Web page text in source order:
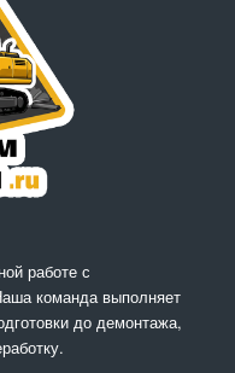
работе с
команда выполняет
до демонтажа,